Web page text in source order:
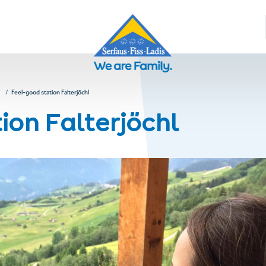
Feel-good station Falterjöchl
Falterjöchl